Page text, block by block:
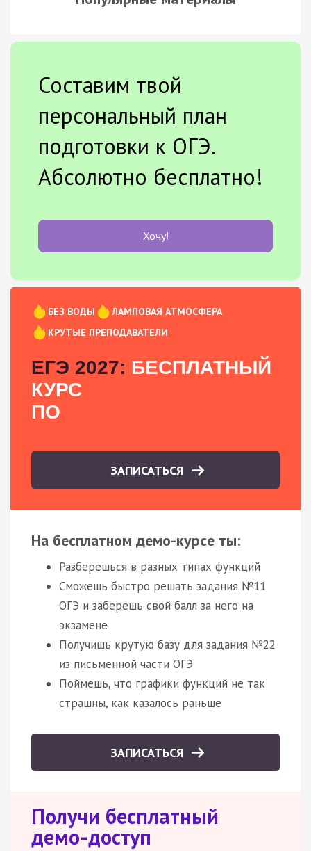
Составим твой
персональный план
подготовки к ОГЭ.
Абсолютно бесплатно!
Хочу!
БЕЗ ВОДЫ
ЛАМПОВАЯ АТМОСФЕРА
КРУТЫЕ ПРЕПОДАВАТЕЛИ
ЕГЭ 2027: БЕСПЛАТНЫЙ
КУРС
ПО
ЗАПИСАТЬСЯ
На бесплатном демо-курсе ты:
Разберешься в разных типах функций
Сможешь быстро решать задания №11
ОГЭ и заберешь свой балл за него на
экзамене
Получишь крутую базу для задания №22
из письменной части ОГЭ
Поймешь, что графики функций не так
страшны, как казалось раньше
ЗАПИСАТЬСЯ
Получи бесплатный
демо-доступ